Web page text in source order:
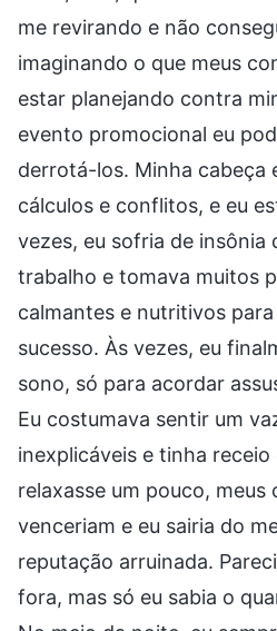
me revirando e não
imaginando o que meus
estar planejando contra
evento promocional eu
derrotá-los. Minha cabeça
cálculos e conflitos, e eu
vezes, eu sofria de insônia
trabalho e tomava muitos
calmantes e nutritivos
sucesso. Às vezes, eu
sono, só para acordar
Eu costumava sentir um
inexplicáveis e tinha receio
relaxasse um pouco,
venceriam e eu sairia do
reputação arruinada.
fora, mas só eu sabia o